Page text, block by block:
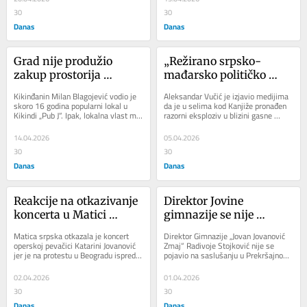
branićemo naše
glasove“
30
Danas
30
Danas
Grad nije produžio
zakup prostorija
lokala u Kikindi jer je
podržao studente:
odlučio gradonačelnik
Kikinđanin Milan Blagojević vodio je
skoro 16 godina popularni lokal u
Kikindi „Pub J“. Ipak, lokalna vlast mu
nije produžila zakup gradskih...
14.04.2026
30
Danas
„Režirano srpsko-
mađarsko političko
eksploziv u blizini
gasne infrastrukture
Aleksandar Vučić je izjavio medijima
da je u selima kod Kanjiže pronađen
razorni eksploziv u blizini gasne
infrastrukture koja povezuje Srbiju i...
05.04.2026
30
Danas
Reakcije na otkazivanje
koncerta u Matici
ekstremni desničari su
dobrodošli, a operske
Matica srpska otkazala je koncert
operskoj pevačici Katarini Jovanović
jer je na protestu u Beogradu ispred
Rektorata zapevala satirični prepev...
02.04.2026
30
Direktor Jovine
gimnazije se nije
na sudu: Prijavili ga
nastavnici
Direktor Gimnazije „Jovan Jovanović
Zmaj“ Radivoje Stojković nije se
pojavio na saslušanju u Prekršajnom
sudu zbog prijave koje su protiv...
01.04.2026
30